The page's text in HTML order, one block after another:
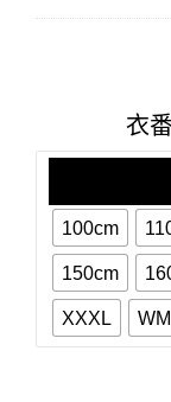
衣
100cm
150cm
XXXL WM